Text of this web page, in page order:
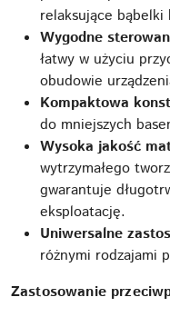
relaksujące bąbelki
Wygodne
łatwy w użyciu
obudowie
Kompaktowa
do mniejszych
Wysoka jakość
wytrzymałego
gwarantuje
eksploatację.
Uniwersalne
różnymi rodzajami
Zastosowanie